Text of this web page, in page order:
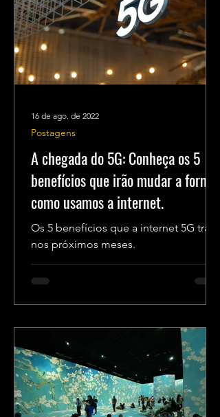
A chegada do 5G: Conheça os 5
benefícios que irão mudar a forma
como usamos a internet.
Os 5 benefícios que a internet 5G trará
nos próximos meses.
Postagens
16 de ago. de 2022